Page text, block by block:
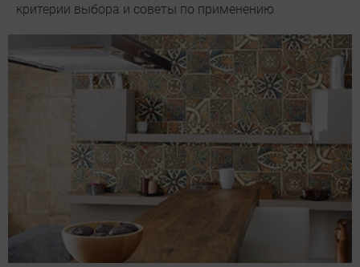
критерии выбора и советы по применению